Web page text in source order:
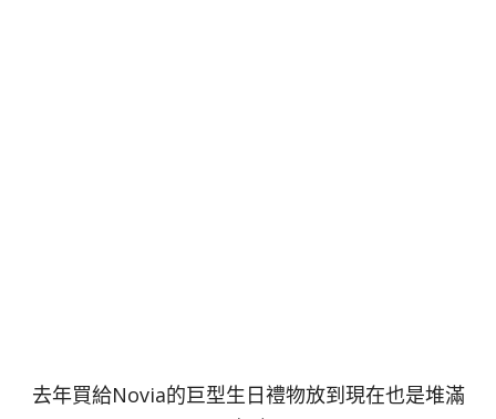
去年買給Novia的巨型生日禮物放到現在也是堆滿